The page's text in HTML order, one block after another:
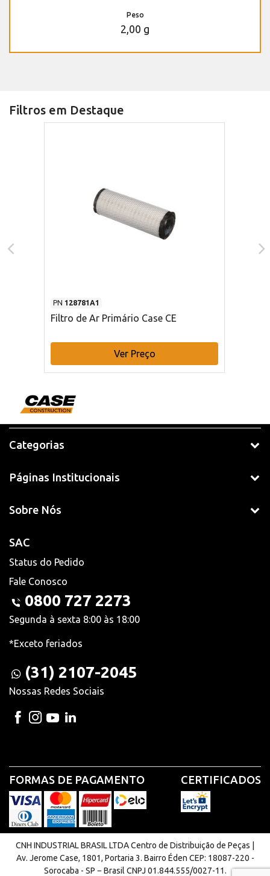
Peso
2,00 g
Filtros em Destaque
PN 128781A1
Filtro de Ar Primário Case CE
Ver Preço
Categorias
Páginas Institucionais
Sobre Nós
SAC
Status do Pedido
Fale Conosco
0800 727 2273
Segunda à sexta 8:00 às 18:00
*Exceto feriados
(31) 2107-2045
Nossas Redes Sociais
FORMAS DE PAGAMENTO CERTIFICADOS
CNH INDUSTRIAL BRASIL LTDA Centro de Distribuição de Peças |
Av. Jerome Case, 1801, Portaria 3. Bairro Éden CEP: 18087-220 -
Sorocaba - SP − Brasil CNPJ 01.844.555/0027-11.